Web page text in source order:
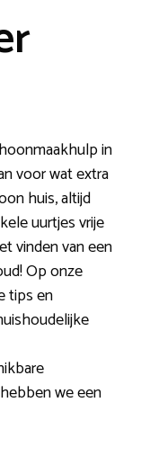
in
voor wat extra
huis, altijd
uurtjes vrije
vinden van een
Op onze
tips en
we een